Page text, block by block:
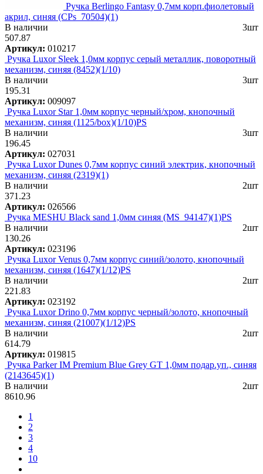
Ручка Berlingo Fantasy 0,7мм корп.фиолетовый
акрил, синяя (CPs_70504)(1)
В наличии
3шт
507.87
Артикул: 010217
Ручка Luxor Sleek 1,0мм корпус серый металлик, поворотный
механизм, синяя (8452)(1/10)
В наличии
3шт
195.31
Артикул: 009097
Ручка Luxor Star 1,0мм корпус черный/хром, кнопочный
механизм, синяя (1125/box)(1/10)PS
В наличии
3шт
196.45
Артикул: 027031
Ручка Luxor Dunes 0,7мм корпус синий электрик, кнопочный
механизм, синяя (2319)(1)
В наличии
2шт
371.23
Артикул: 026566
Ручка MESHU Black sand 1,0мм синяя (MS_94147)(1)PS
В наличии
2шт
130.26
Артикул: 023196
Ручка Luxor Venus 0,7мм корпус синий/золото, кнопочный
механизм, синяя (1647)(1/12)PS
В наличии
2шт
221.83
Артикул: 023192
Ручка Luxor Drino 0,7мм корпус черный/золото, кнопочный
механизм, синяя (21007)(1/12)PS
В наличии
2шт
614.79
Артикул: 019815
Ручка Parker IM Premium Blue Grey GT 1,0мм подар.уп., синяя
(2143645)(1)
В наличии
2шт
8610.96
1
2
3
4
10